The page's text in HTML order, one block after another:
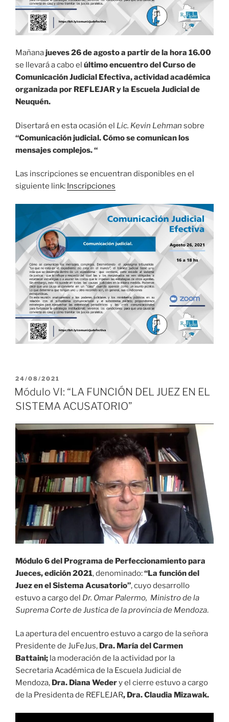
Mañanajueves 26 de agosto a partir de la hora 16.00
se llevará a cabo el último encuentro del Curso de
Comunicación Judicial Efectiva, actividad académica
organizada por REFLEJAR y la Escuela Judicial de
Neuquén.
Disertará en esta ocasión el Lic. Kevin Lehman sobre
“Comunicación judicial. Cómo se comunican los
mensajes complejos. “
Las inscripciones se encuentran disponibles en el
siguiente link: Inscripciones
PUBLICADO
EL
24/08/2021
Módulo VI: “LA FUNCIÓN DEL JUEZ EN EL
SISTEMA ACUSATORIO”
Módulo 6 del Programa de Perfeccionamiento para
Jueces, edición 2021, denominado:“La función del
Juez en el Sistema Acusatorio”, cuyo desarrollo
estuvo a cargo del Dr. Omar Palermo, Ministro de la
Suprema Corte de Justica de la provincia de Mendoza.
La apertura del encuentro estuvo a cargo de la señora
Presidente de JuFeJus, Dra. María del Carmen
Battaini; la moderación de la actividad por la
Secretaria Académica de la Escuela Judicial de
Mendoza, Dra. Diana Wedery el cierre estuvo a cargo
de la Presidenta de REFLEJAR, Dra. Claudia Mizawak.